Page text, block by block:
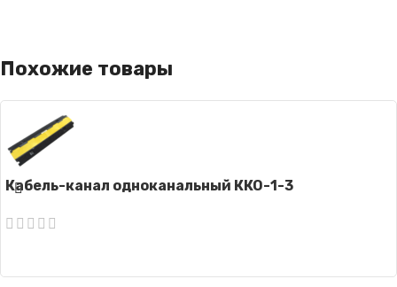
Похожие товары
Кабель-канал одноканальный ККО-1-3